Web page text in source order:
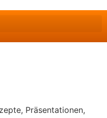
Präsentationen,